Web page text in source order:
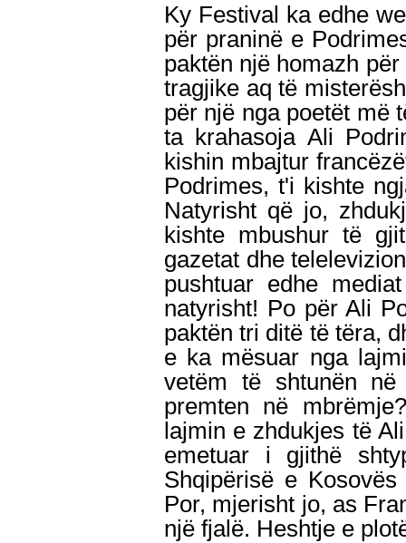
Ky Festival ka edhe
për praninë e
paktën një homazh
tragjike aq të
për një nga poetët më
ta krahasoja Ali
kishin mbajtur
Podrimes, t'i kishte
Natyrisht që jo,
kishte mbushur të
gazetat dhe
pushtuar edhe
natyrisht! Po për Ali
paktën tri ditë të tëra,
e ka mësuar nga
vetëm të shtunën
premten në
lajmin e zhdukjes të
emetuar i gjithë
Shqipërisë e
Por, mjerisht jo, as
një fjalë. Heshtje e